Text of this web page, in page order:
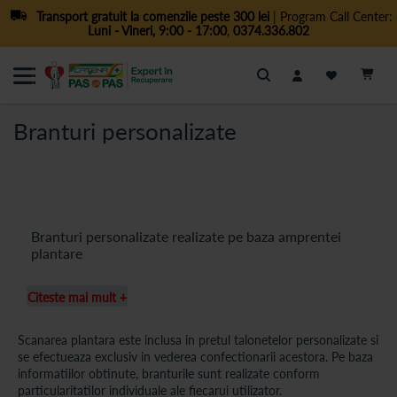
Transport gratuit la comenzile peste 300 lei| Program Call Center:
Luni - Vineri, 9:00 - 17:00, 0374.336.802
Cautare
Branturi personalizate
Branturi personalizate realizate pe baza amprentei
plantare
amprentari plantare computerizate, efectuata in
.Amprentarea plantara este disponibila exclusiv in vederea
realizarii unei perechi de branturi personalizate si este inclusa
in pretul acestora.
Citeste mai mult +
Scanarea plantara este inclusa in pretul talonetelor personalizate si
se efectueaza exclusiv in vederea confectionarii acestora. Pe baza
informatiilor obtinute, branturile sunt realizate conform
particularitatilor individuale ale fiecarui utilizator.